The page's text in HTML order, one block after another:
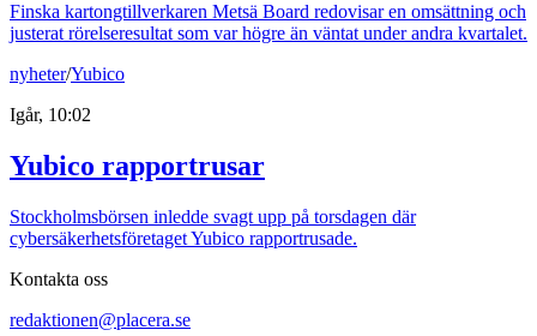
Finska kartongtillverkaren Metsä Board redovisar en omsättning och
justerat rörelseresultat som var högre än väntat under andra kvartalet.
nyheter/Yubico
Igår, 10:02
Yubico rapportrusar
Stockholmsbörsen inledde svagt upp på torsdagen där
cybersäkerhetsföretaget Yubico rapportrusade.
Kontakta oss
redaktionen@placera.se